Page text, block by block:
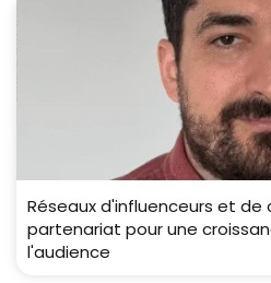
Réseaux d'influenceurs et de
partenariat pour une
l'audience